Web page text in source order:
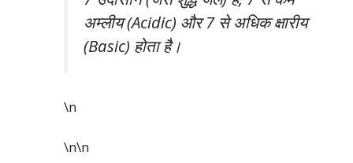
अम्लीय (Acidic) और 7 से अधिक क्षारीय
(Basic) होता है।
\n
\n\n